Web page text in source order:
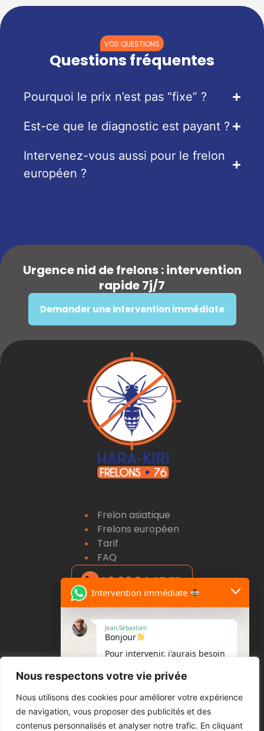
Nous respectons votre vie privée
Nous utilisons des cookies pour améliorer votre expérience
de navigation, vous proposer des publicités et des
contenus personnalisés et analyser notre trafic. En cliquant
VOS QUESTIONS
Questions fréquentes
Pourquoi le prix n’est pas “fixe” ?
Est-ce que le diagnostic est payant ?
Intervenez-vous aussi pour le frelon
européen ?
Urgence nid de frelons : intervention
rapide 7j/7
Demander une intervention immédiate
Frelon asiatique
Frelons européen
Tarif
FAQ
06 69 94 27 71
Intervention Rouen
Intervention Dieppe
Intervention Evreux
Intervention Pont Audemer
Intervention immédiate
Jean-Sébastien
Bonjour
Pour intervenir, j'aurais besoin
Où se trouve le nid? (arbre,
toit, haie...)
A quelle hauteur est il situé
? (+ ou - de 5 m)